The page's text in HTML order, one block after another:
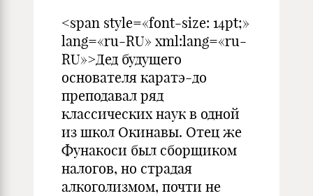
<span style=«font-size: 14pt;»
lang=«ru-RU» xml:lang=«ru-
RU»>Дед будущего
основателя каратэ-до
преподавал ряд
классических наук в одной
из школ Окинавы. Отец же
Фунакоси был сборщиком
налогов, но страдая
алкоголизмом, почти не